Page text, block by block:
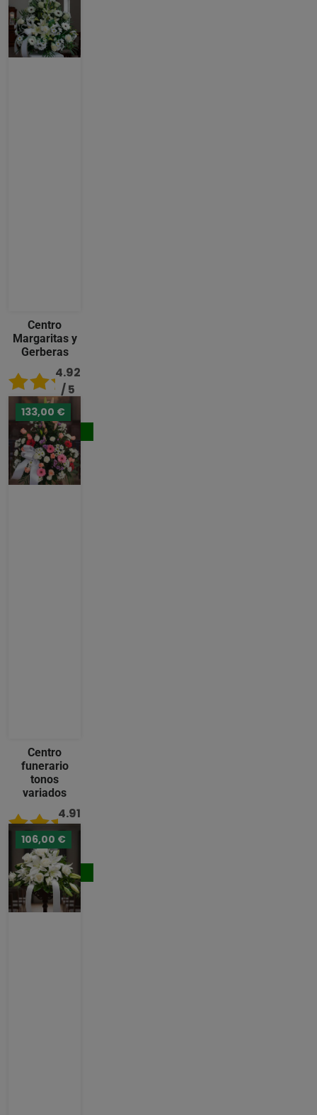
Centro
Margaritas y
Gerberas
4.92
/ 5
119,00 €
Comprar
133,00 €
Centro
funerario
tonos
variados
4.91
/ 5
133,00 €
Comprar
106,00 €